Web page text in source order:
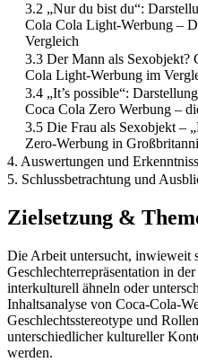
3.2 „Nur du bist du“:
Cola Cola Light-Werbung –
Vergleich
3.3 Der Mann als Sexobjekt?
Cola Light-Werbung im
3.4 „It’s possible“:
Coca Cola Zero Werbung –
3.5 Die Frau als Sexobjekt –
Zero-Werbung in
4. Auswertungen und
5. Schlussbetrachtung und
Zielsetzung &
Die Arbeit untersucht, inwieweit
Geschlechterrepräsentation in
interkulturell ähneln oder
Inhaltsanalyse von Coca-Cola-
Geschlechtsstereotype und
unterschiedlicher kultureller
werden.